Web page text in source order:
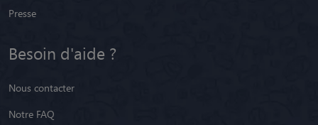
Presse
Besoin d'aide ?
Nous contacter
Notre FAQ